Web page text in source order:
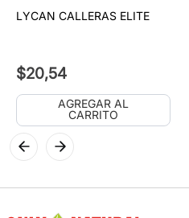
LYCAN CALLERAS ELITE
$20,54
AGREGAR AL
CARRITO